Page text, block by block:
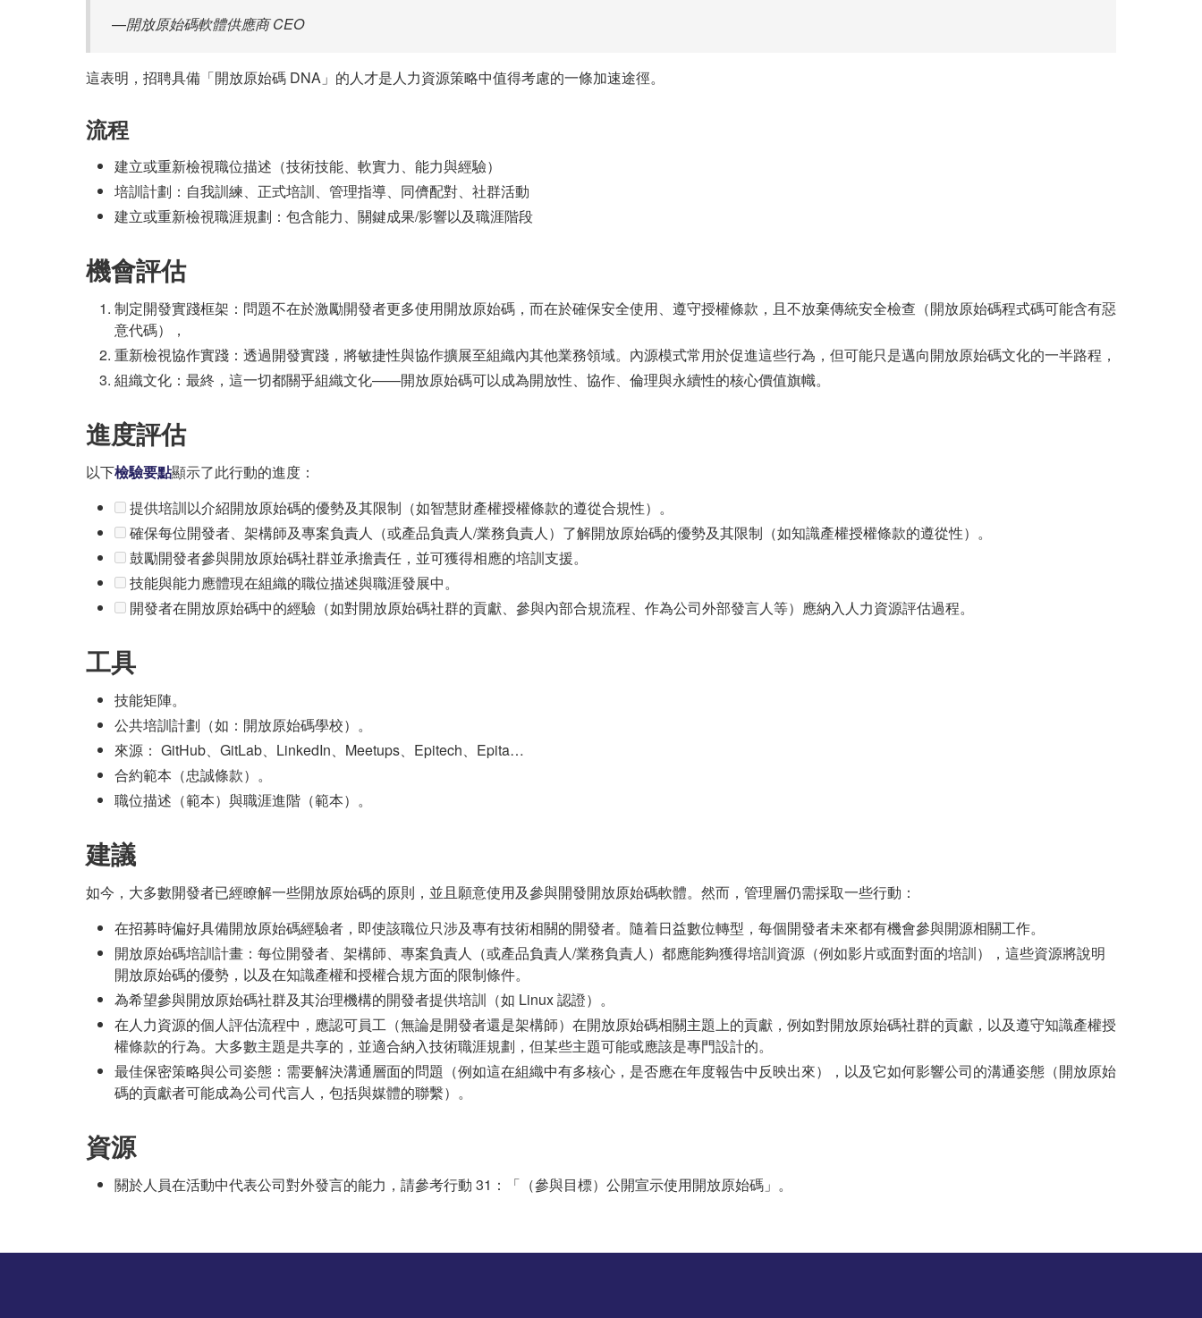
—開放原始碼軟體供應商 CEO
這表明，招聘具備「開放原始碼 DNA」的人才是人力資源策略中值得考慮的一條加速途徑。
流程
建立或重新檢視職位描述（技術技能、軟實力、能力與經驗）
培訓計劃：自我訓練、正式培訓、管理指導、同儕配對、社群活動
建立或重新檢視職涯規劃：包含能力、關鍵成果/影響以及職涯階段
機會評估
制定開發實踐框架：問題不在於激勵開發者更多使用開放原始碼，而在於確保安全使用、遵守授權條款，且不放棄傳統安全檢查（開放原始碼程式碼可能含有惡
意代碼），
重新檢視協作實踐：透過開發實踐，將敏捷性與協作擴展至組織內其他業務領域。內源模式常用於促進這些行為，但可能只是邁向開放原始碼文化的一半路程，
組織文化：最終，這一切都關乎組織文化——開放原始碼可以成為開放性、協作、倫理與永續性的核心價值旗幟。
進度評估
以下檢驗要點顯示了此行動的進度：
提供培訓以介紹開放原始碼的優勢及其限制（如智慧財產權授權條款的遵從合規性）。
確保每位開發者、架構師及專案負責人（或產品負責人/業務負責人）了解開放原始碼的優勢及其限制（如知識產權授權條款的遵從性）。
鼓勵開發者參與開放原始碼社群並承擔責任，並可獲得相應的培訓支援。
技能與能力應體現在組織的職位描述與職涯發展中。
開發者在開放原始碼中的經驗（如對開放原始碼社群的貢獻、參與內部合規流程、作為公司外部發言人等）應納入人力資源評估過程。
工具
技能矩陣。
公共培訓計劃（如：開放原始碼學校）。
來源： GitHub、GitLab、LinkedIn、Meetups、Epitech、Epita…
合約範本（忠誠條款）。
職位描述（範本）與職涯進階（範本）。
建議
如今，大多數開發者已經瞭解一些開放原始碼的原則，並且願意使用及參與開發開放原始碼軟體。然而，管理層仍需採取一些行動：
在招募時偏好具備開放原始碼經驗者，即使該職位只涉及專有技術相關的開發者。隨着日益數位轉型，每個開發者未來都有機會參與開源相關工作。
開放原始碼培訓計畫：每位開發者、架構師、專案負責人（或產品負責人/業務負責人）都應能夠獲得培訓資源（例如影片或面對面的培訓），這些資源將說明
開放原始碼的優勢，以及在知識產權和授權合規方面的限制條件。
為希望參與開放原始碼社群及其治理機構的開發者提供培訓（如 Linux 認證）。
在人力資源的個人評估流程中，應認可員工（無論是開發者還是架構師）在開放原始碼相關主題上的貢獻，例如對開放原始碼社群的貢獻，以及遵守知識產權授
權條款的行為。大多數主題是共享的，並適合納入技術職涯規劃，但某些主題可能或應該是專門設計的。
最佳保密策略與公司姿態：需要解決溝通層面的問題（例如這在組織中有多核心，是否應在年度報告中反映出來），以及它如何影響公司的溝通姿態（開放原始
碼的貢獻者可能成為公司代言人，包括與媒體的聯繫）。
資源
關於人員在活動中代表公司對外發言的能力，請參考行動 31：「（參與目標）公開宣示使用開放原始碼」。